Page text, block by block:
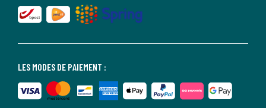
LES MODES DE PAIEMENT :